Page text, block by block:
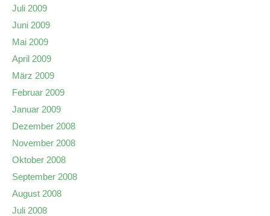
Juli 2009
Juni 2009
Mai 2009
April 2009
März 2009
Februar 2009
Januar 2009
Dezember 2008
November 2008
Oktober 2008
September 2008
August 2008
Juli 2008